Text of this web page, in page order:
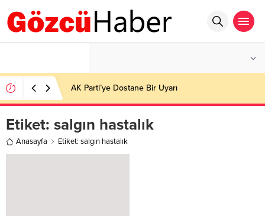
AK Parti’ye Dostane Bir Uyarı
Etiket: salgın hastalık
Anasayfa Etiket: salgın hastalık